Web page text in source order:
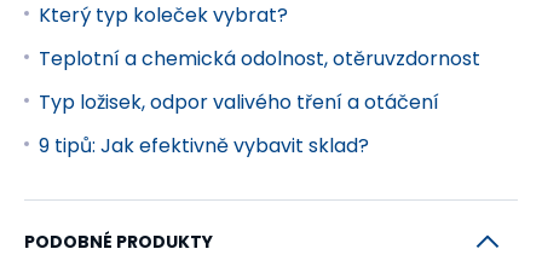
Který typ koleček vybrat?
Teplotní a chemická odolnost, otěruvzdornost
Typ ložisek, odpor valivého tření a otáčení
9 tipů: Jak efektivně vybavit sklad?
PODOBNÉ PRODUKTY